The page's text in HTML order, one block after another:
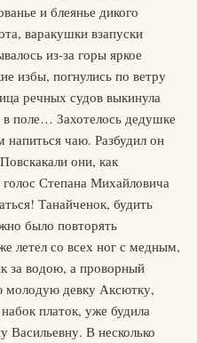
и блеянье дикого
варакушки взапуски
из-за горы яркое
избы, погнулись по ветру
речных судов выкинула
поле… Захотелось дедушке
чаю. Разбудил он
они, как
Степана Михайловича
Танайченок, будить
было повторять
летел со всех ног с медным,
за водою, а проворный
молодую девку Аксютку,
платок, уже будила
В несколько